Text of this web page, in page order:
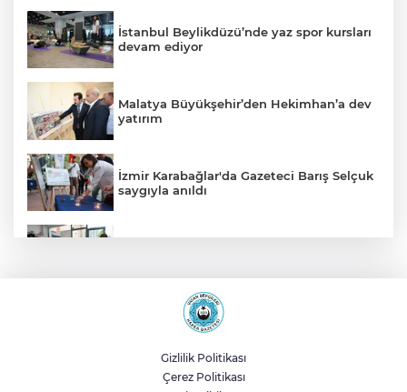
İstanbul Beylikdüzü’nde yaz spor kursları
devam ediyor
Malatya Büyükşehir’den Hekimhan’a dev
yatırım
İzmir Karabağlar'da Gazeteci Barış Selçuk
saygıyla anıldı
Ankara ATA Çiftliği yoncaları Doğal
Yaşam Parkı'na ulaştırıldı
Konya'da Başkan Altay öğrencilerin
Gizlilik Politikası
Çerez Politikası